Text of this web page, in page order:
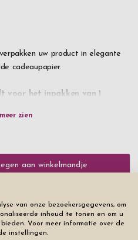
uw product in elegante
cadeaupapier.
voor het inpakken van 1
aan winkelmandje
van onze bezoekersgegevens, om
inhoud te tonen en om u
Voor meer informatie over de
instellingen.